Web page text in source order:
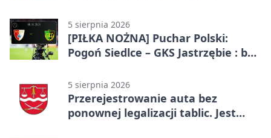
5 sierpnia 2026
[PIŁKA NOŻNA] Puchar Polski:
Pogoń Siedlce – GKS Jastrzębie : bez
5 sierpnia 2026
Przerejestrowanie auta bez
ponownej legalizacji tablic. Jest